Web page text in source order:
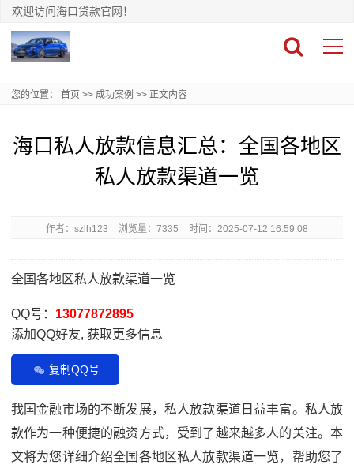
欢迎访问海口贷款官网！
您的位置： 首页 >> 成功案例 >> 正文内容
海口私人放款信息汇总：全国各地区
私人放款渠道一览
作者：szlh123 浏览量：7335 时间：2025-07-12 16:59:08
全国各地区私人放款渠道一览
QQ号： 13077872895
添加QQ好友, 获取更多信息
复制QQ号
我国金融市场的不断发展，私人放款渠道日益丰富。私人放
款作为一种便捷的融资方式，受到了越来越多人的关注。本
文将为您详细介绍全国各地区私人放款渠道一览，帮助您了